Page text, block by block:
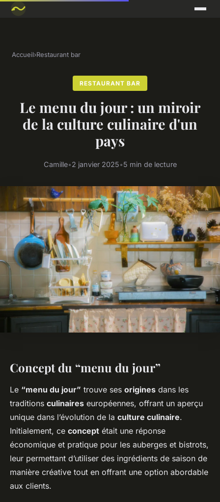
Accueil›Restaurant bar
RESTAURANT BAR
Le menu du jour : un miroir
de la culture culinaire d'un
pays
Camille•2 janvier 2025•5 min de lecture
Concept du “menu du jour”
Le “menu du jour” trouve ses origines dans les
traditions culinaires européennes, offrant un aperçu
unique dans l’évolution de la culture culinaire.
Initialement, ce concept était une réponse
économique et pratique pour les auberges et bistrots,
leur permettant d’utiliser des ingrédients de saison de
manière créative tout en offrant une option abordable
aux clients.